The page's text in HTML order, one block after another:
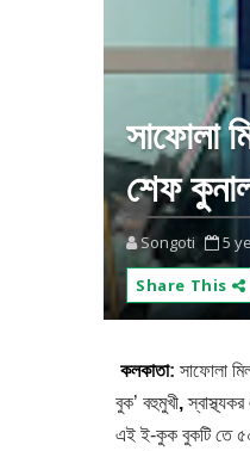
সাফোলা
শেফ
Songoti 5
Share This
কলকাতা: সাফোলা
বুক’ বহুমুখী,
এই ই-কুক বুকটি তে ৫০